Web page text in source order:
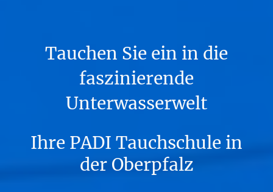
Tauchen Sie ein in die
faszinierende
Unterwasserwelt
Ihre PADI Tauchschule in
der Oberpfalz